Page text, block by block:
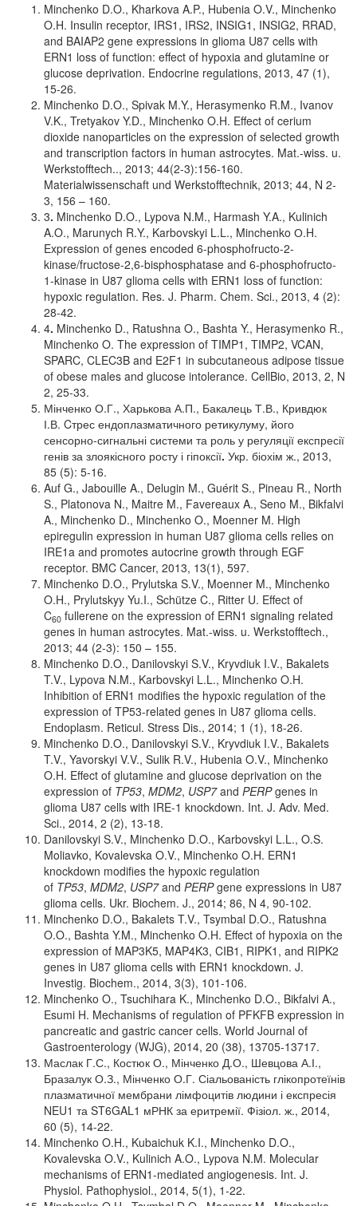
Minchenko D.O., Kharkova A.P., Hubenia O.V., Minchenko
O.H. Insulin receptor, IRS1, IRS2, INSIG1, INSIG2, RRAD,
and BAIAP2 gene expressions in glioma U87 cells with
ERN1 loss of function: effect of hypoxia and glutamine or
glucose deprivation. Endocrine regulations, 2013, 47 (1),
15-26.
Minchenko D.O., Spivak M.Y., Herasymenko R.M., Ivanov
V.K., Tretyakov Y.D., Minchenko O.H. Effect of cerium
dioxide nanoparticles on the expression of selected growth
and transcription factors in human astrocytes. Mat.-wiss. u.
Werkstofftech.., 2013; 44(2-3):156-160.
Materialwissenschaft und Werkstofftechnik, 2013; 44, N 2-
3, 156 – 160.
3. Minchenko D.O., Lypova N.M., Harmash Y.A., Kulinich
A.O., Marunych R.Y., Karbovskyi L.L., Minchenko О.H.
Expression of genes encoded 6-phosphofructo-2-
kinase/fructose-2,6-bisphosphatase and 6-phosphofructo-
1-kinase in U87 glioma cells with ERN1 loss of function:
hypoxic regulation. Res. J. Pharm. Chem. Sci., 2013, 4 (2):
28-42.
4. Minchenko D., Ratushna O., Bashta Y., Herasymenko R.,
Minchenko O. The expression of TIMP1, TIMP2, VCAN,
SPARC, CLEC3B and E2F1 in subcutaneous adipose tissue
of obese males and glucose intolerance. CellBio, 2013, 2, N
2, 25-33.
Мінченко О.Г., Харькова А.П., Бакалець Т.В., Кривдюк
І.В. Cтрес ендоплазматичного ретикулуму, його
сенсорно-сигнальні системи та роль у регуляції експресії
генів за злоякісного росту і гіпоксії. Укр. біохім ж., 2013,
85 (5): 5-16.
Auf G., Jabouille A., Delugin M., Guérit S., Pineau R., North
S., Platonova N., Maitre M., Favereaux A., Seno M., Bikfalvi
A., Minchenko D., Minchenko O., Moenner M. High
epiregulin expression in human U87 glioma cells relies on
IRE1a and promotes autocrine growth through EGF
receptor. BMC Cancer, 2013, 13(1), 597.
Minchenko D.O., Prylutska S.V., Moenner M., Minchenko
O.H., Prylutskyy Yu.I., Schütze C., Ritter U. Effect of
C60 fullerene on the expression of ERN1 signaling related
genes in human astrocytes. Mat.-wiss. u. Werkstofftech.,
2013; 44 (2-3): 150 – 155.
Minchenko D.O., Danilovskyi S.V., Kryvdiuk I.V., Bakalets
T.V., Lypova N.M., Karbovskyi L.L., Minchenko O.H.
Inhibition of ERN1 modifies the hypoxic regulation of the
expression of TP53-related genes in U87 glioma cells.
Endoplasm. Reticul. Stress Dis., 2014; 1 (1), 18-26.
Minchenko D.O., Danilovskyi S.V., Kryvdiuk I.V., Bakalets
T.V., Yavorskyi V.V., Sulik R.V., Hubenia O.V., Minchenko
O.H. Effect of glutamine and glucose deprivation on the
expression of TP53, MDM2, USP7and PERPgenes in
glioma U87 cells with IRE-1 knockdown. Int. J. Adv. Med.
Sci., 2014, 2 (2), 13-18.
Danilovskyi S.V., Minchenko D.O., Karbovskyi L.L., O.S.
Moliavko, Kovalevska O.V., Minchenko O.H. ERN1
knockdown modifies the hypoxic regulation
of TP53, MDM2, USP7and PERPgene expressions in U87
glioma cells. Ukr. Biochem. J., 2014; 86, N 4, 90-102.
Minchenko D.O., Bakalets T.V., Tsymbal D.O., Ratushna
O.O., Bashta Y.M., Minchenko O.H. Effect of hypoxia on the
expression of MAP3K5, MAP4K3, CIB1, RIPK1, and RIPK2
genes in U87 glioma cells with ERN1 knockdown. J.
Investig. Biochem., 2014, 3(3), 101-106.
Minchenko O., Tsuchihara K., Minchenko D.O., Bikfalvi A.,
Esumi H. Mechanisms of regulation of PFKFB expression in
pancreatic and gastric cancer cells. World Journal of
Gastroenterology (WJG), 2014, 20 (38), 13705-13717.
Маслак Г.С., Костюк О., Мінченко Д.О., Шевцова А.І.,
Бразалук О.З., Мінченко О.Г. Сіальованість глікопротеїнів
плазматичної мембрани лімфоцитів людини і експресія
NEU1 та ST6GAL1 мРНК за еритремії. Фізіол. ж., 2014,
60 (5), 14-22.
Minchenko O.H., Kubaichuk K.I., Minchenko D.O.,
Kovalevska O.V., Kulinich A.O., Lypova N.M. Molecular
mechanisms of ERN1-mediated angiogenesis. Int. J.
Physiol. Pathophysiol., 2014, 5(1), 1-22.